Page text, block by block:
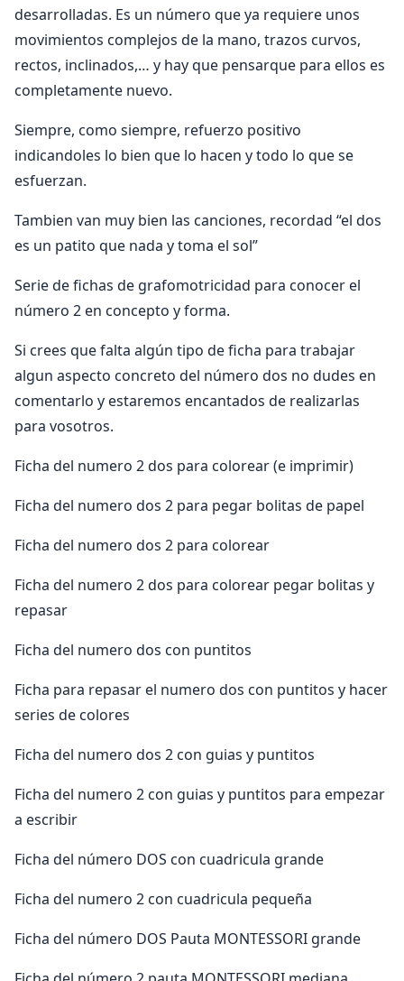
desarrolladas. Es un número que ya requiere unos
movimientos complejos de la mano, trazos curvos,
rectos, inclinados,… y hay que pensarque para ellos es
completamente nuevo.
Siempre, como siempre, refuerzo positivo
indicandoles lo bien que lo hacen y todo lo que se
esfuerzan.
Tambien van muy bien las canciones, recordad “el dos
es un patito que nada y toma el sol”
Serie de fichas de grafomotricidad para conocer el
número 2 en concepto y forma.
Si crees que falta algún tipo de ficha para trabajar
algun aspecto concreto del número dos no dudes en
comentarlo y estaremos encantados de realizarlas
para vosotros.
Ficha del numero 2 dos para colorear (e imprimir)
Ficha del numero dos 2 para pegar bolitas de papel
Ficha del numero dos 2 para colorear
Ficha del numero 2 dos para colorear pegar bolitas y
repasar
Ficha del numero dos con puntitos
Ficha para repasar el numero dos con puntitos y hacer
series de colores
Ficha del numero dos 2 con guias y puntitos
Ficha del numero 2 con guias y puntitos para empezar
a escribir
Ficha del número DOS con cuadricula grande
Ficha del numero 2 con cuadricula pequeña
Ficha del número DOS Pauta MONTESSORI grande